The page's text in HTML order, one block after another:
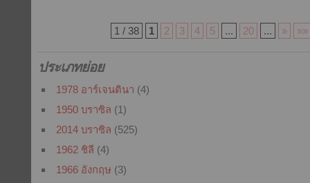
1 / 38 1 2 3 4 5 ... 20 ... » »»
ประเภทย่อย
1978 อาร์เจนตินา (4)
1950 บราซิล (1)
2014 บราซิล (525)
1962 ชิลี (4)
1966 อังกฤษ (3)